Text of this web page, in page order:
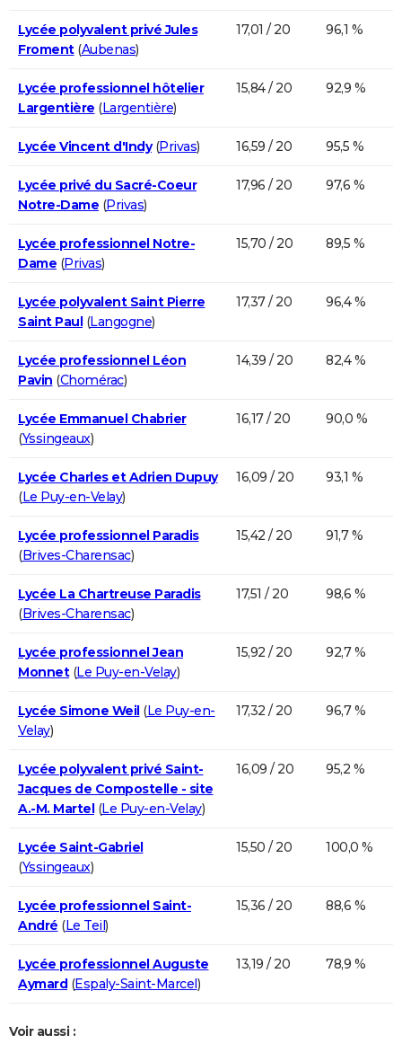
Lycée polyvalent privé Jules
Froment(Aubenas)
17,01 / 20 96,1 %
Lycée professionnel hôtelier
Largentière (Largentière)
15,84 / 20 92,9 %
Lycée Vincent d'Indy(Privas) 16,59 / 20 95,5 %
Lycée privé du Sacré-Coeur
Notre-Dame (Privas)
17,96 / 20 97,6 %
Lycée professionnel Notre-
Dame (Privas)
15,70 / 20 89,5 %
Lycée polyvalent Saint Pierre
Saint Paul(Langogne)
17,37 / 20 96,4 %
Lycée professionnel Léon
Pavin (Chomérac)
14,39 / 20 82,4 %
Lycée Emmanuel Chabrier
(Yssingeaux)
16,17 / 20 90,0 %
Lycée Charles et Adrien Dupuy
(Le Puy-en-Velay)
16,09 / 20 93,1 %
Lycée professionnel Paradis
(Brives-Charensac)
15,42 / 20 91,7 %
Lycée La Chartreuse Paradis
(Brives-Charensac)
17,51 / 20 98,6 %
Lycée professionnel Jean
Monnet(Le Puy-en-Velay)
15,92 / 20 92,7 %
Lycée Simone Weil(Le Puy-en-
Velay)
17,32 / 20 96,7 %
Lycée polyvalent privé Saint-
Jacques de Compostelle - site
A.-M. Martel(Le Puy-en-Velay)
16,09 / 20 95,2 %
Lycée Saint-Gabriel
(Yssingeaux)
15,50 / 20 100,0 %
Lycée professionnel Saint-
André (Le Teil)
15,36 / 20 88,6 %
Lycée professionnel Auguste
Aymard(Espaly-Saint-Marcel)
13,19 / 20 78,9 %
Voir aussi :